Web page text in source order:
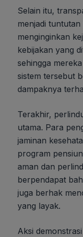
Selain itu,
menjadi
menginginkan
kebijakan yang
sehingga
sistem tersebut
dampaknya
Terakhir,
utama. Para
jaminan
program
aman dan
berpendapat
juga berhak
yang layak.
Aksi